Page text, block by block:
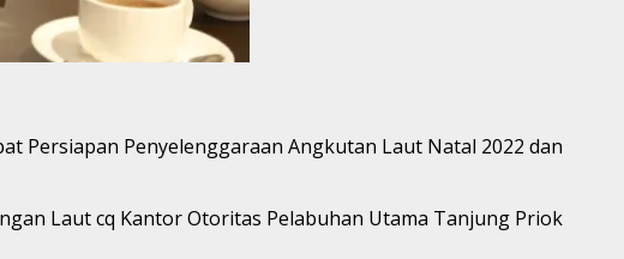
Persiapan Penyelenggaraan Angkutan Laut Natal 2022 dan
Laut cq Kantor Otoritas Pelabuhan Utama Tanjung Priok